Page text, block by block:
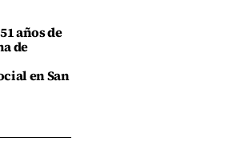
años de
de
en San